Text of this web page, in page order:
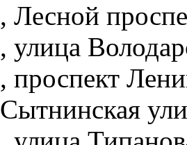
, Лесной
, улица
, проспект
Сытнинская